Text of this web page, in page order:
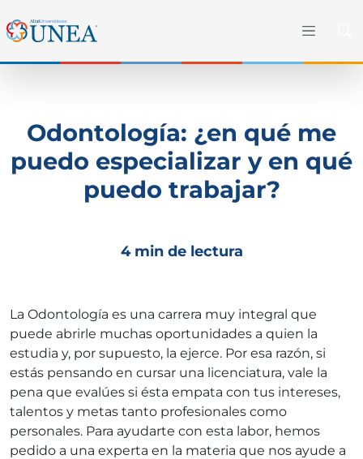
Odontología: ¿en qué me
puedo especializar y en qué
puedo trabajar?
4 min de lectura
La Odontología es una carrera muy integral que
puede abrirle muchas oportunidades a quien la
estudia y, por supuesto, la ejerce. Por esa razón, si
estás pensando en cursar una licenciatura, vale la
pena que evalúes si ésta empata con tus intereses,
talentos y metas tanto profesionales como
personales. Para ayudarte con esta labor, hemos
pedido a una experta en la materia que nos ayude a